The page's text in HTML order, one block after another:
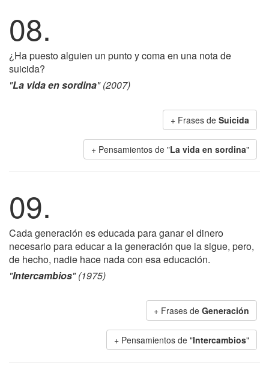
08.
¿Ha puesto alguien un punto y coma en una nota de
suicida?
"La vida en sordina" (2007)
+ Frases de Suicida
+ Pensamientos de "La vida en sordina"
09.
Cada generación es educada para ganar el dinero
necesario para educar a la generación que la sigue, pero,
de hecho, nadie hace nada con esa educación.
"Intercambios" (1975)
+ Frases de Generación
+ Pensamientos de "Intercambios"